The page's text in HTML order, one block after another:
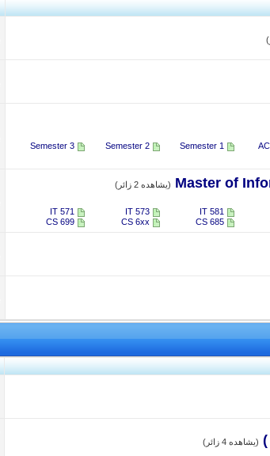
1 Semester
2 Semester
3 Semester
(يشاهده 2 زائر)
IT 581
IT 573
IT 571
CS 685
CS 6xx
CS 699
) (يشاهده 4 زائر)